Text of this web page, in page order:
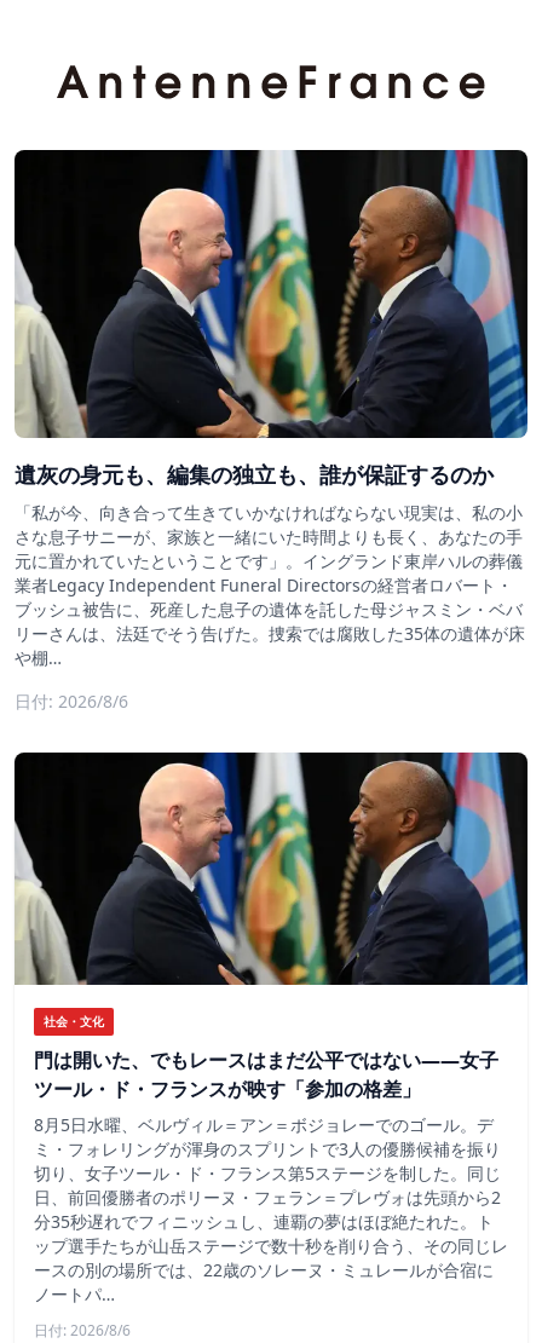
遺灰の身元も、編集の独立も、誰が保証するのか
「私が今、向き合って生きていかなければならない現実は、私の小
さな息子サニーが、家族と一緒にいた時間よりも長く、あなたの手
元に置かれていたということです」。イングランド東岸ハルの葬儀
業者Legacy Independent Funeral Directorsの経営者ロバート・
ブッシュ被告に、死産した息子の遺体を託した母ジャスミン・ベバ
リーさんは、法廷でそう告げた。捜索では腐敗した35体の遺体が床
や棚…
日付: 2026/8/6
社会・文化
門は開いた、でもレースはまだ公平ではない――女子
ツール・ド・フランスが映す「参加の格差」
8月5日水曜、ベルヴィル＝アン＝ボジョレーでのゴール。デ
ミ・フォレリングが渾身のスプリントで3人の優勝候補を振り
切り、女子ツール・ド・フランス第5ステージを制した。同じ
日、前回優勝者のポリーヌ・フェラン＝プレヴォは先頭から2
分35秒遅れでフィニッシュし、連覇の夢はほぼ絶たれた。ト
ップ選手たちが山岳ステージで数十秒を削り合う、その同じレ
ースの別の場所では、22歳のソレーヌ・ミュレールが合宿に
ノートパ…
日付: 2026/8/6